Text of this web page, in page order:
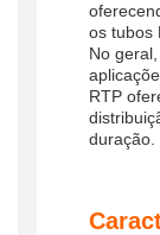
os tubos
No
RTP
duração.